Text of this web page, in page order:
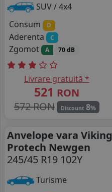
SUV / 4x4
Consum
D
Aderenta C
Zgomot A 70 dB
Livrare gratuită *
521 RON
572 RON
Discount 8%
Anvelope vara Viking
Protech Newgen
245/45 R19 102Y
Turisme